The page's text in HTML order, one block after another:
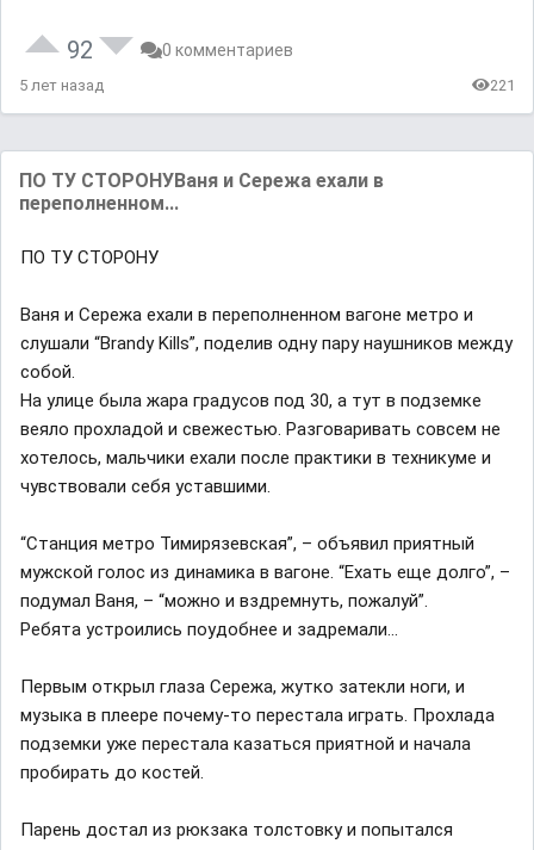
92 0 комментариев
5 лет назад 221
ПО ТУ СТОРОНУВаня и Сережа ехали в
переполненном...
ПО ТУ СТОРОНУ
Ваня и Сережа ехали в переполненном вагоне метро и
слушали “Brandy Kills”, поделив одну пару наушников между
собой.
На улице была жара градусов под 30, а тут в подземке
веяло прохладой и свежестью. Разговаривать совсем не
хотелось, мальчики ехали после практики в техникуме и
чувствовали себя уставшими.
“Станция метро Тимирязевская”, – объявил приятный
мужской голос из динамика в вагоне. “Ехать еще долго”, –
подумал Ваня, – “можно и вздремнуть, пожалуй”.
Ребята устроились поудобнее и задремали…
Первым открыл глаза Сережа, жутко затекли ноги, и
музыка в плеере почему-то перестала играть. Прохлада
подземки уже перестала казаться приятной и начала
пробирать до костей.
Парень достал из рюкзака толстовку и попытался